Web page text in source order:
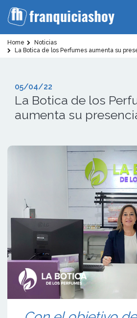
Home
Noticias
La Botica de los Perfumes aumenta su
05/04/22
La Botica de los
aumenta su